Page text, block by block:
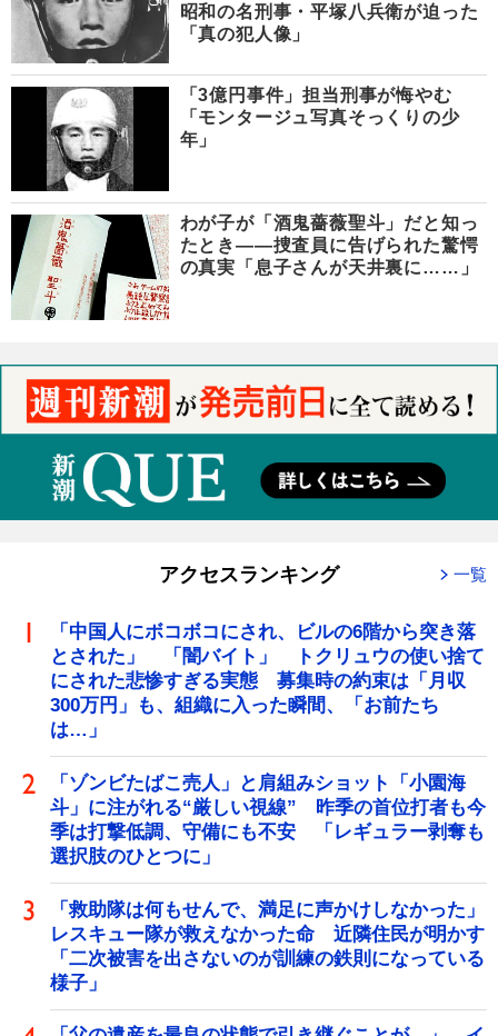
昭和の名刑事・平塚八兵衛が迫った
「真の犯人像」
「3億円事件」担当刑事が悔やむ
「モンタージュ写真そっくりの少
年」
わが子が「酒鬼薔薇聖斗」だと知っ
たとき――捜査員に告げられた驚愕
の真実「息子さんが天井裏に……」
アクセスランキング 一覧
「中国人にボコボコにされ、ビルの6階から突き落
とされた」 「闇バイト」 トクリュウの使い捨て
にされた悲惨すぎる実態 募集時の約束は「月収
300万円」も、組織に入った瞬間、「お前たち
は…」
「ゾンビたばこ売人」と肩組みショット「小園海
斗」に注がれる“厳しい視線” 昨季の首位打者も今
季は打撃低調、守備にも不安 「レギュラー剥奪も
選択肢のひとつに」
「救助隊は何もせんで、満足に声かけしなかった」
レスキュー隊が救えなかった命 近隣住民が明かす
「二次被害を出さないのが訓練の鉄則になっている
様子」